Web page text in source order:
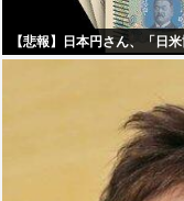
【悲報】日本円さん、「日